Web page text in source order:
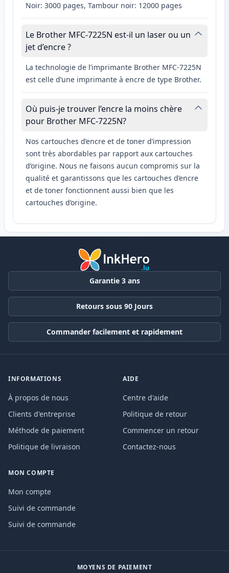
Noir: 3000 pages, Tambour noir: 12000 pages
Le Brother MFC-7225N est-il un laser ou un
jet d’encre ?
La technologie de l’imprimante Brother MFC-7225N
est celle d’une imprimante à encre de type Brother.
Où puis-je trouver l’encre la moins chère
pour Brother MFC-7225N?
Nos cartouches d’encre et de toner d’impression
sont très abordables par rapport aux cartouches
d’origine. Nous ne faisons aucun compromis sur la
qualité et garantissons que les cartouches d’encre
et de toner fonctionnent aussi bien que les
cartouches d’origine.
Garantie 3 ans
Retours sous 90 Jours
Commander facilement et rapidement
INFORMATIONS
À propos de nous
Clients d'entreprise
Méthode de paiement
Politique de livraison
AIDE
Centre d'aide
Politique de retour
Commencer un retour
Contactez-nous
MON COMPTE
Mon compte
Suivi de commande
Suivi de commande
MOYENS DE PAIEMENT